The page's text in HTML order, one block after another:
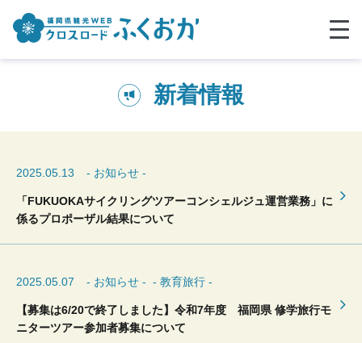
新着情報
2025.05.13 - お知らせ -
「FUKUOKAサイクリングツアーコンシェルジュ運営業務」に
係るプロポーザル結果について
2025.05.07 - お知らせ - - 教育旅行 -
【募集は6/20で終了しました】令和7年度 福岡県 修学旅行モ
ニターツアー参加者募集について